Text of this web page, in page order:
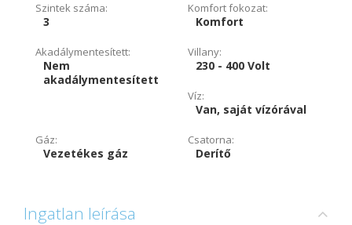
Szintek száma:
3
Komfort fokozat:
Komfort
Akadálymentesített:
Nem
akadálymentesített
Villany:
230 - 400 Volt
Víz:
Van, saját vízórával
Gáz:
Vezetékes gáz
Csatorna:
Derítő
Ingatlan leírása